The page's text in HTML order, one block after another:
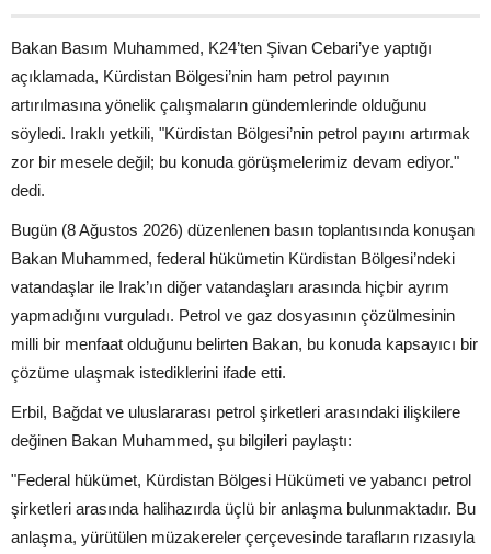
Bakan Basım Muhammed, K24’ten Şivan Cebari’ye yaptığı
açıklamada, Kürdistan Bölgesi’nin ham petrol payının
artırılmasına yönelik çalışmaların gündemlerinde olduğunu
söyledi. Iraklı yetkili, "Kürdistan Bölgesi’nin petrol payını artırmak
zor bir mesele değil; bu konuda görüşmelerimiz devam ediyor."
dedi.
Bugün (8 Ağustos 2026) düzenlenen basın toplantısında konuşan
Bakan Muhammed, federal hükümetin Kürdistan Bölgesi’ndeki
vatandaşlar ile Irak’ın diğer vatandaşları arasında hiçbir ayrım
yapmadığını vurguladı. Petrol ve gaz dosyasının çözülmesinin
milli bir menfaat olduğunu belirten Bakan, bu konuda kapsayıcı bir
çözüme ulaşmak istediklerini ifade etti.
Erbil, Bağdat ve uluslararası petrol şirketleri arasındaki ilişkilere
değinen Bakan Muhammed, şu bilgileri paylaştı:
"Federal hükümet, Kürdistan Bölgesi Hükümeti ve yabancı petrol
şirketleri arasında halihazırda üçlü bir anlaşma bulunmaktadır. Bu
anlaşma, yürütülen müzakereler çerçevesinde tarafların rızasıyla